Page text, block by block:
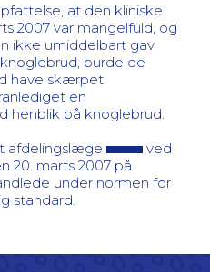
at den kliniske
2007 var mangelfuld, og
ikke umiddelbart gav
burde de
have skærpet
en
henblik på knoglebrud.
afdelingslæge
ved
20. marts 2007 på
under normen for
standard.